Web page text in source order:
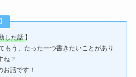
した話 】
う、たった一つ書きたいことがあり
ね？
お話です！